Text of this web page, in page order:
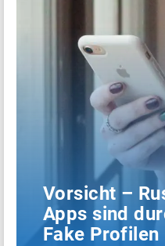
Vorsicht –
Apps sind
Fake Profilen